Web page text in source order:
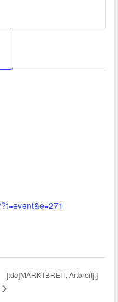
[:de]MARKTBREIT, Artbreit[:]